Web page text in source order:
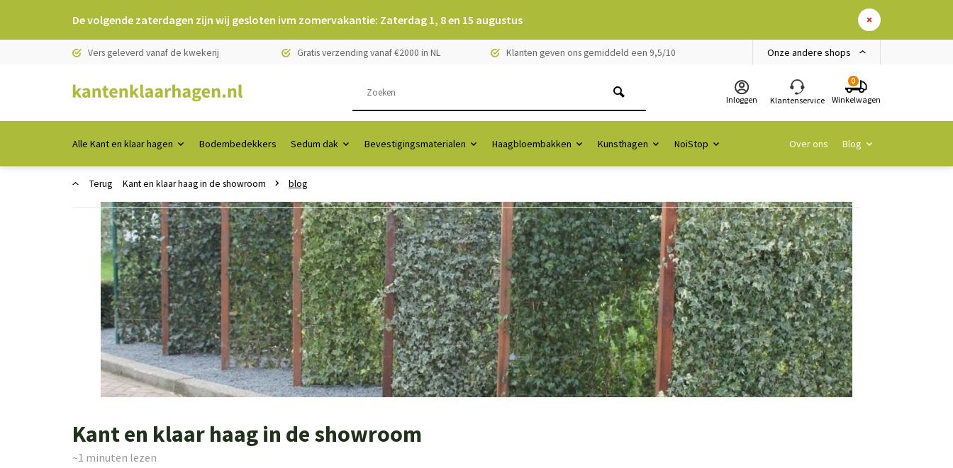
De volgende zaterdagen zijn wij gesloten ivm zomervakantie: Zaterdag 1, 8 en 15 augustus
Vers geleverd vanaf de kwekerij Gratis verzending vanaf €2000 in NL Klanten geven ons gemiddeld een 9,5/10 Onze andere shops
Inloggen Klantenservice
0
Winkelwagen
Alle Kant en klaar hagen Bodembedekkers Sedum dak Bevestigingsmaterialen Haagbloembakken Kunsthagen NoiStop Over ons Blog
Terug Kant en klaar haag in de showroom blog
Kant en klaar haag in de showroom
~1 minuten lezen